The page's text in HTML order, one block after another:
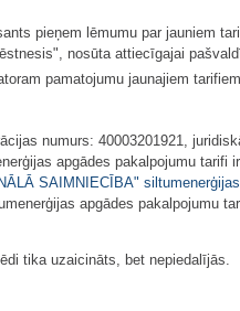
pieņem lēmumu par jauniem
nosūta attiecīgajai
pamatojumu jaunajiem
numurs: 40003201921,
apgādes pakalpojumu tarifi
SAIMNIECĪBA"
apgādes pakalpojumu
tika uzaicināts, bet nepiedalījās.